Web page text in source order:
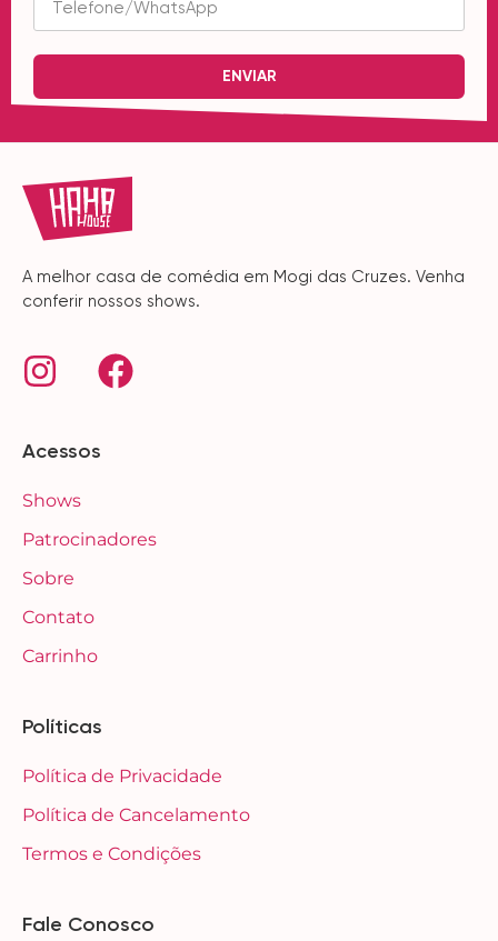
ENVIAR
A melhor casa de comédia em Mogi das Cruzes. Venha
conferir nossos shows.
Acessos
Shows
Patrocinadores
Sobre
Contato
Carrinho
Políticas
Política de Privacidade
Política de Cancelamento
Termos e Condições
Fale Conosco